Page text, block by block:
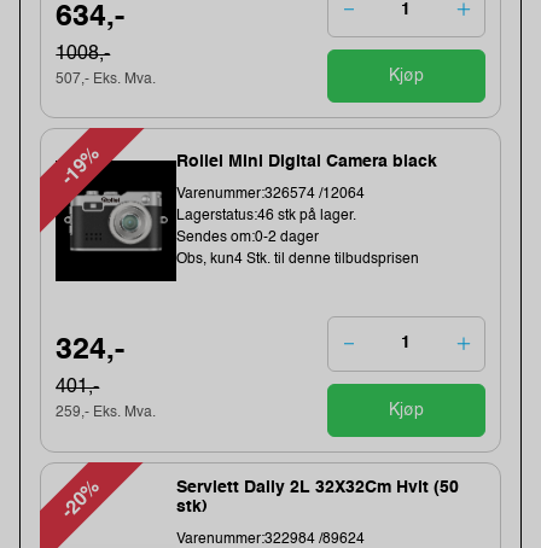
634,-
1008,-
507,- Eks. Mva. Kjøp
-19% Rollei Mini Digital Camera black
Varenummer:326574 /12064
Lagerstatus:46 stk på lager.
Sendes om:0-2 dager
Obs, kun4 Stk. til denne tilbudsprisen
324,-
401,-
259,- Eks. Mva. Kjøp
-20%
Serviett Daily 2L 32X32Cm Hvit (50
stk)
Varenummer:322984 /89624